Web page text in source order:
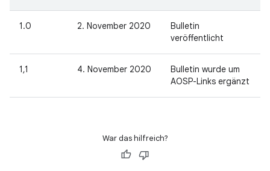
1.0 2. November 2020
Bulletin
veröffentlicht
1,1 4. November 2020
Bulletin wurde um
AOSP-Links ergänzt
War das hilfreich?